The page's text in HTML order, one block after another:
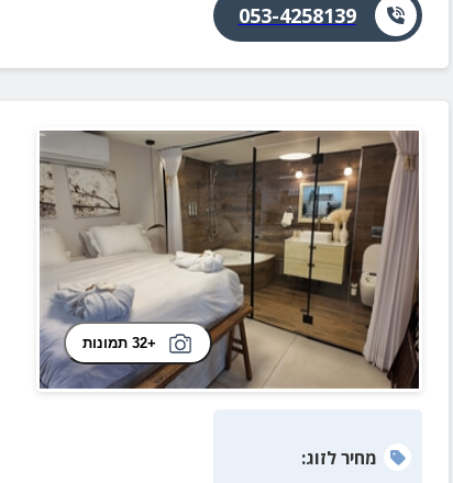
053-4258139
+32 תמונות
מחירלזוג: